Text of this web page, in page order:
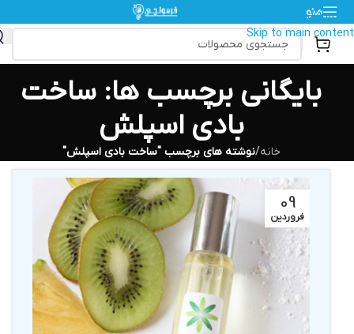
Skip to navigation
Skip to main content
منو
بایگانی برچسب ها: ساخت
بادی اسپلش
خانه/نوشته های برچسب "ساخت بادی اسپلش"
09
فروردین